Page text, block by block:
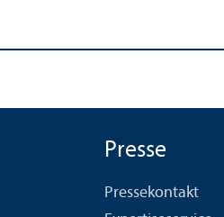
Presse
Pressekontakt